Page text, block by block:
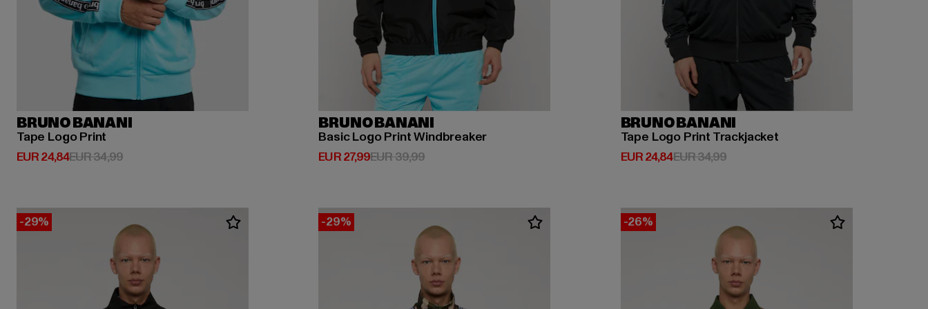
BRUNO BANANI
Tape Logo Print
EUR 24,84
Huidige prijs: EUR 24,84
EUR 34,99Actieprijs: EUR 34,99
BRUNO BANANI
Basic Logo Print Windbreaker
EUR 27,99
Huidige prijs: EUR 27,99
EUR 39,99Actieprijs: EUR 39,99
BRUNO BANANI
Tape Logo Print Trackjacket
EUR 24,84
Huidige prijs: EUR 24,84
EUR 34,99Actieprijs: EUR 34,99
-29% -29% -26%